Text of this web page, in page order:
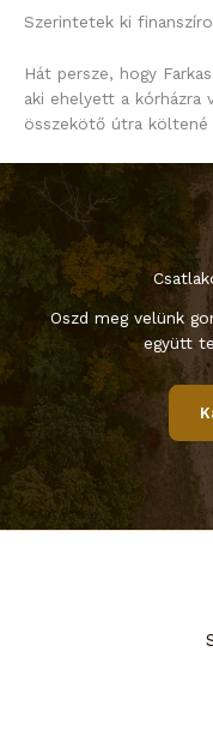
Szerintetek ki
Hát persze, hogy
aki ehelyett a kórházra
összekötő útra költené
Oszd meg velünk
együtt